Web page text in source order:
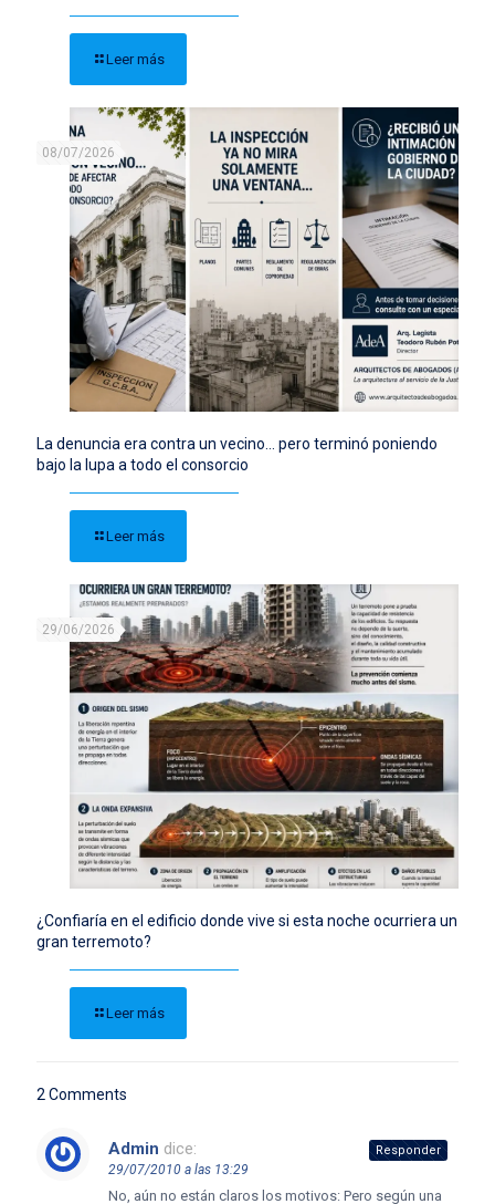
Leer más
08/07/2026
La denuncia era contra un vecino… pero terminó poniendo
bajo la lupa a todo el consorcio
Leer más
29/06/2026
¿Confiaría en el edificio donde vive si esta noche ocurriera un
gran terremoto?
Leer más
2 Comments
Admin dice:
29/07/2010 a las 13:29
No, aún no están claros los motivos: Pero según una
Responder